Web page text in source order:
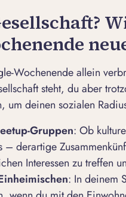
Wochenende allein
steht, du aber
um deinen sozialen
Gruppen: Ob
– derartige
Interessen zu treffen
: In deinem